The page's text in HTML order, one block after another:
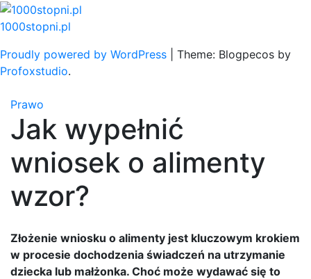
Skip
to
1000stopni.pl
Proudly powered by WordPress
Theme: Blogpecos by
Profoxstudio.
Prawo
Jak wypełnić
wniosek o alimenty
wzor?
Złożenie wniosku o alimenty jest kluczowym krokiem
w procesie dochodzenia świadczeń na utrzymanie
dziecka lub małżonka. Choć może wydawać się to